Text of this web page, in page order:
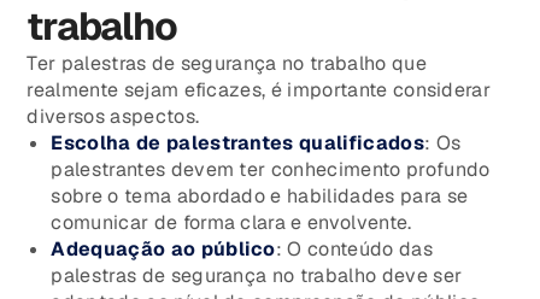
trabalho
Ter palestras de segurança no trabalho que
realmente sejam eficazes, é importante considerar
diversos aspectos.
Escolha de palestrantes qualificados: Os
palestrantes devem ter conhecimento profundo
sobre o tema abordado e habilidades para se
comunicar de forma clara e envolvente.
Adequação ao público: O conteúdo das
palestras de segurança no trabalho deve ser